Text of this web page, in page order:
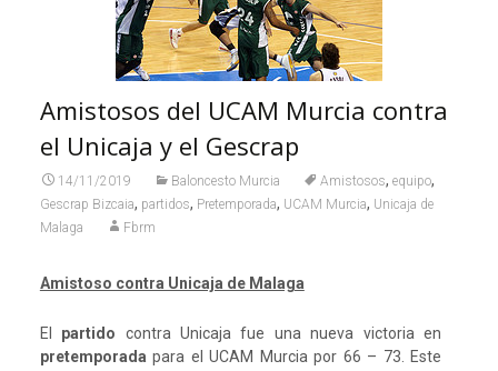
Amistosos del UCAM Murcia contra
el Unicaja y el Gescrap
14/11/2019 Baloncesto Murcia Amistosos, equipo,
Gescrap Bizcaia, partidos, Pretemporada, UCAM Murcia, Unicaja de
Malaga
Fbrm
Amistoso contra Unicaja de Malaga
El partido contra Unicaja fue una nueva victoria en
pretemporada para el UCAM Murcia por 66 – 73. Este